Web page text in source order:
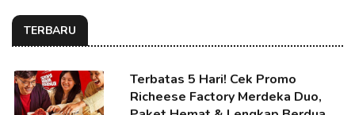
TERBARU
Terbatas 5 Hari! Cek Promo
Richeese Factory Merdeka Duo,